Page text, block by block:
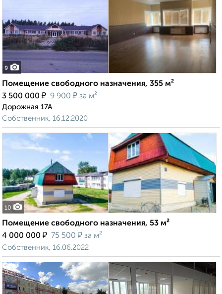
9
Помещение свободного назначения, 355 м²
3 500 000 ₽ 9 900 ₽ за м²
Дорожная 17А
Собственник, 16.12.2020
10
Помещение свободного назначения, 53 м²
4 000 000 ₽ 75 500 ₽ за м²
Собственник, 16.06.2022